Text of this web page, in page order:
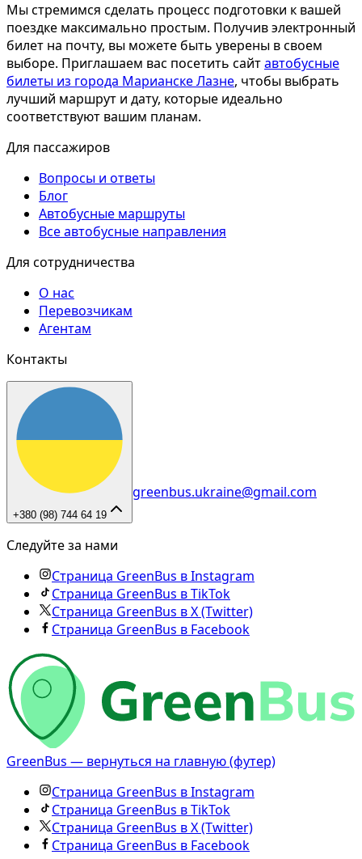
Мы стремимся сделать процесс подготовки к вашей
поездке максимально простым. Получив электронный
билет на почту, вы можете быть уверены в своем
выборе. Приглашаем вас посетить сайтавтобусные
билеты из города Марианске Лазне, чтобы выбрать
лучший маршрут и дату, которые идеально
соответствуют вашим планам.
Для пассажиров
Вопросы и ответы
Блог
Автобусные маршруты
Все автобусные направления
Для сотрудничества
О нас
Перевозчикам
Агентам
Контакты
+380 (98) 744 64 19
greenbus.ukraine@gmail.com
Следуйте за нами
Страница GreenBus в Instagram
Страница GreenBus в TikTok
Страница GreenBus в X (Twitter)
Страница GreenBus в Facebook
GreenBus — вернуться на главную (футер)
Страница GreenBus в Instagram
Страница GreenBus в TikTok
Страница GreenBus в X (Twitter)
Страница GreenBus в Facebook